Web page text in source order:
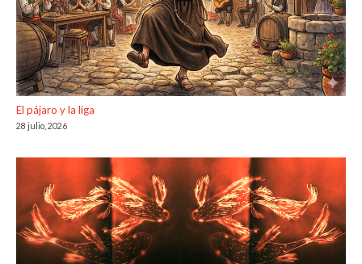
El pájaro y la liga
28 julio, 2026